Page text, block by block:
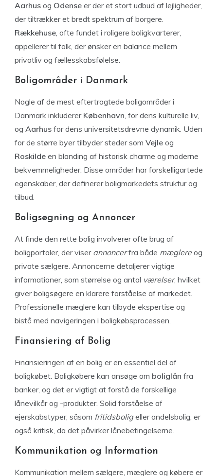
Aarhus og Odense er der et stort udbud af lejligheder,
der tiltrækker et bredt spektrum af borgere.
Rækkehuse, ofte fundet i roligere boligkvarterer,
appellerer til folk, der ønsker en balance mellem
privatliv og fællesskabsfølelse.
Boligområder i Danmark
Nogle af de mest eftertragtede boligområder i
Danmark inkluderer København, for dens kulturelle liv,
og Aarhus for dens universitetsdrevne dynamik. Uden
for de større byer tilbyder steder som Vejle og
Roskilde en blanding af historisk charme og moderne
bekvemmeligheder. Disse områder har forskelligartede
egenskaber, der definerer boligmarkedets struktur og
tilbud.
Boligsøgning og Annoncer
At finde den rette bolig involverer ofte brug af
boligportaler, der viser annoncerfra både mæglereog
private sælgere. Annoncerne detaljerer vigtige
informationer, som størrelse og antal værelser, hvilket
giver boligsøgere en klarere forståelse af markedet.
Professionelle mæglere kan tilbyde ekspertise og
bistå med navigeringen i boligkøbsprocessen.
Finansiering af Bolig
Finansieringen af en bolig er en essentiel del af
boligkøbet. Boligkøbere kan ansøge om boliglån fra
banker, og det er vigtigt at forstå de forskellige
lånevilkår og -produkter. Solid forståelse af
ejerskabstyper, såsom fritidsboligeller andelsbolig, er
også kritisk, da det påvirker lånebetingelserne.
Kommunikation og Information
Kommunikation mellem sælgere, mæglere og købere er